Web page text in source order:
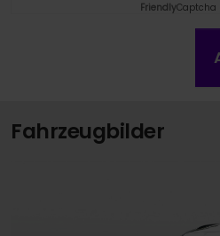
FriendlyCaptcha
Fahrzeugbilder